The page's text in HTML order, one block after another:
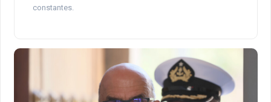
constantes.